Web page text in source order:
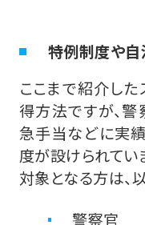
特例制度や
ここまで紹介し
得方法ですが、
急手当などに実
度が設けられてい
対象となる方は、
警察官